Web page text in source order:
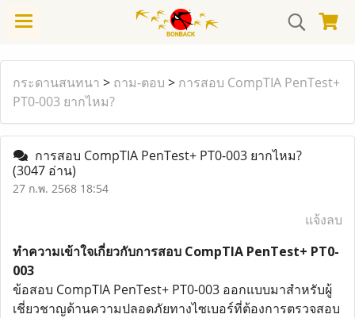
กระดานสนทนา > ถาม-ตอบ > การสอบ CompTIA PenTest+
PT0-003 ยากไหม?
การสอบ CompTIA PenTest+ PT0-003 ยากไหม?
(3047 อ่าน)
27 ก.พ. 2568 18:54
แจ้งลบ
ทำความเข้าใจเกี่ยวกับการสอบ CompTIA PenTest+ PT0-
003
ข้อสอบ CompTIA PenTest+ PT0-003 ออกแบบมาสำหรับผู้
เชี่ยวชาญด้านความปลอดภัยทางไซเบอร์ที่ต้องการตรวจสอบ